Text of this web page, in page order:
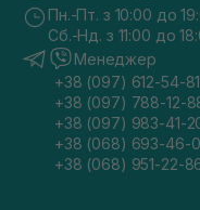
Пн.-Пт. з 10:00 до
Сб.-Нд. з 11:00 до
Менеджер
+38 (097) 612-54-81
+38 (097) 788-12-
+38 (097) 983-41-
+38 (068) 693-46-
+38 (068) 951-22-